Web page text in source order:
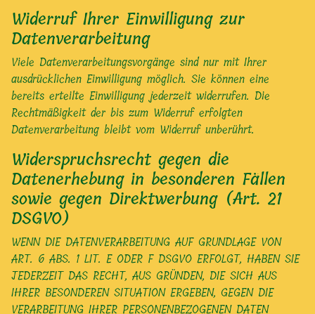
Widerruf Ihrer Einwilligung zur
Datenverarbeitung
Viele Datenverarbeitungsvorgänge sind nur mit Ihrer
ausdrücklichen Einwilligung möglich. Sie können eine
bereits erteilte Einwilligung jederzeit widerrufen. Die
Rechtmäßigkeit der bis zum Widerruf erfolgten
Datenverarbeitung bleibt vom Widerruf unberührt.
Widerspruchsrecht gegen die
Datenerhebung in besonderen Fällen
sowie gegen Direktwerbung (Art. 21
DSGVO)
WENN DIE DATENVERARBEITUNG AUF GRUNDLAGE VON
ART. 6 ABS. 1 LIT. E ODER F DSGVO ERFOLGT, HABEN SIE
JEDERZEIT DAS RECHT, AUS GRÜNDEN, DIE SICH AUS
IHRER BESONDEREN SITUATION ERGEBEN, GEGEN DIE
VERARBEITUNG IHRER PERSONENBEZOGENEN DATEN